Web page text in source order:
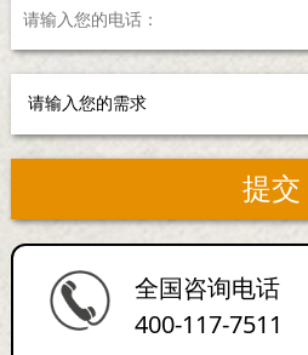
全国咨询电话
400-117-7511